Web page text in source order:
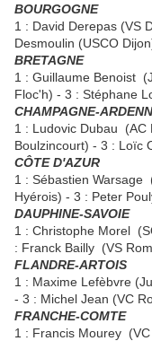
BOURGOGNE
1 : David Derepas (VS
Desmoulin (USCO
BRETAGNE
1 : Guillaume Benoist
Floc'h) - 3 : Stéphane
CHAMPAGNE-
1 : Ludovic Dubau (AC
Boulzincourt) - 3 : Loïc
CÔTE D'AZUR
1 : Sébastien Warsage
Hyérois) - 3 : Peter
DAUPHINE-SAVOIE
1 : Christophe Morel
: Franck Bailly (VS
FLANDRE-ARTOIS
1 : Maxime Lefèbvre
- 3 : Michel Jean (VC
FRANCHE-COMTE
1 : Francis Mourey